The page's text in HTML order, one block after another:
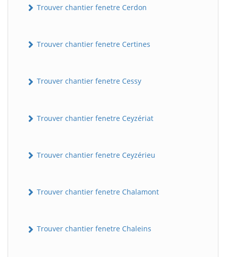
Trouver chantier fenetre Cerdon
Trouver chantier fenetre Certines
Trouver chantier fenetre Cessy
Trouver chantier fenetre Ceyzériat
Trouver chantier fenetre Ceyzérieu
Trouver chantier fenetre Chalamont
Trouver chantier fenetre Chaleins